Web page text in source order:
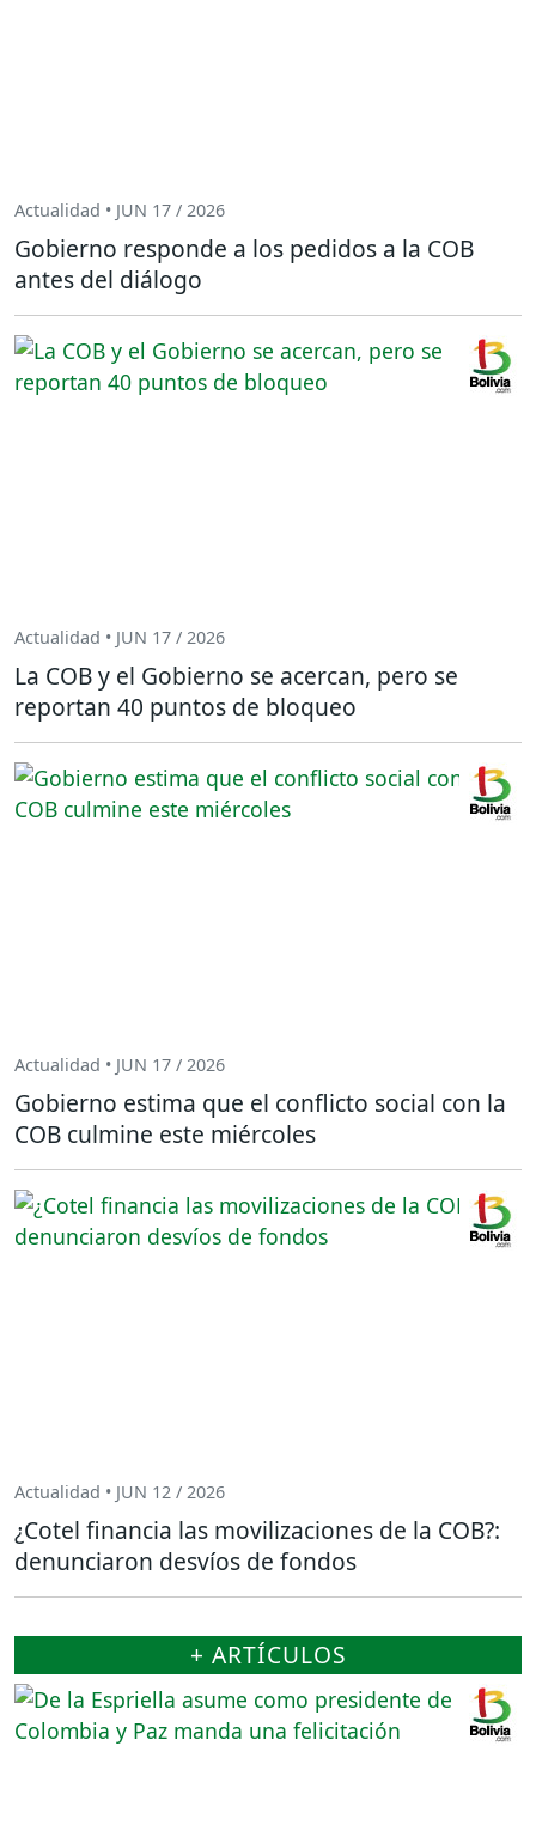
Actualidad • JUN 17 / 2026
Gobierno responde a los pedidos a la COB
antes del diálogo
Actualidad • JUN 17 / 2026
La COB y el Gobierno se acercan, pero se
reportan 40 puntos de bloqueo
Actualidad • JUN 17 / 2026
Gobierno estima que el conflicto social con la
COB culmine este miércoles
Actualidad • JUN 12 / 2026
¿Cotel financia las movilizaciones de la COB?:
denunciaron desvíos de fondos
+ ARTÍCULOS